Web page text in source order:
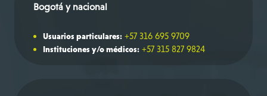
Bogotá y nacional
Usuarios particulares: +57 316 695 9709
Instituciones y/o médicos: +57 315 827 9824